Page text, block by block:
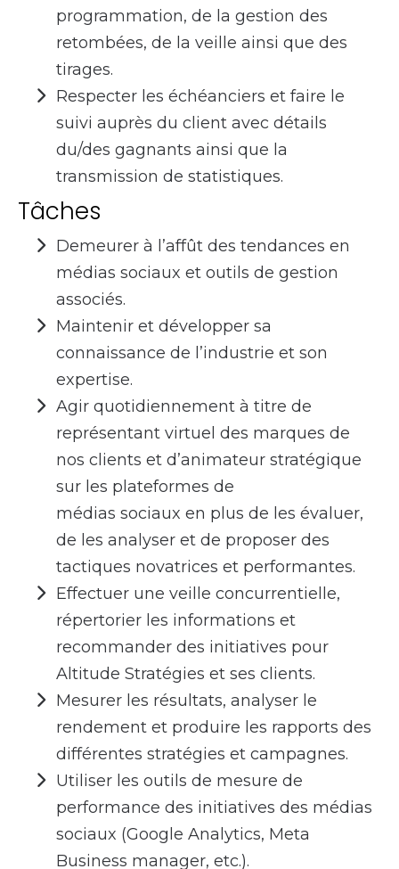
programmation, de la gestion des
retombées, de la veille ainsi que des
tirages.
Respecter les échéanciers et faire le
suivi auprès du client avec détails
du/des gagnants ainsi que la
transmission de statistiques.
Tâches
Demeurer à l’affût des tendances en
médias sociaux et outils de gestion
associés.
Maintenir et développer sa
connaissance de l’industrie et son
expertise.
Agir quotidiennement à titre de
représentant virtuel des marques de
nos clients et d’animateur stratégique
sur les plateformes de
médias sociaux en plus de les évaluer,
de les analyser et de proposer des
tactiques novatrices et performantes.
Effectuer une veille concurrentielle,
répertorier les informations et
recommander des initiatives pour
Altitude Stratégies et ses clients.
Mesurer les résultats, analyser le
rendement et produire les rapports des
différentes stratégies et campagnes.
Utiliser les outils de mesure de
performance des initiatives des médias
sociaux (Google Analytics, Meta
Business manager, etc.).